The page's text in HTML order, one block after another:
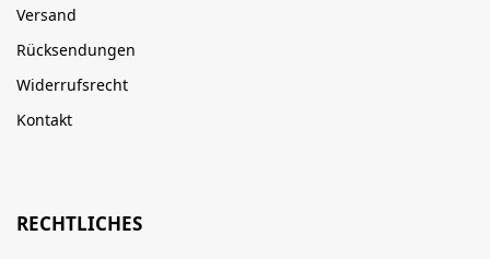
Versand
Rücksendungen
Widerrufsrecht
Kontakt
RECHTLICHES